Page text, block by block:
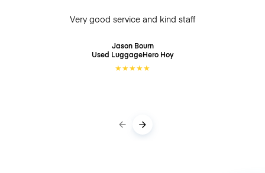
Very good service and kind staff
Jason Bourn
Used LuggageHero Hoy
★★★★★